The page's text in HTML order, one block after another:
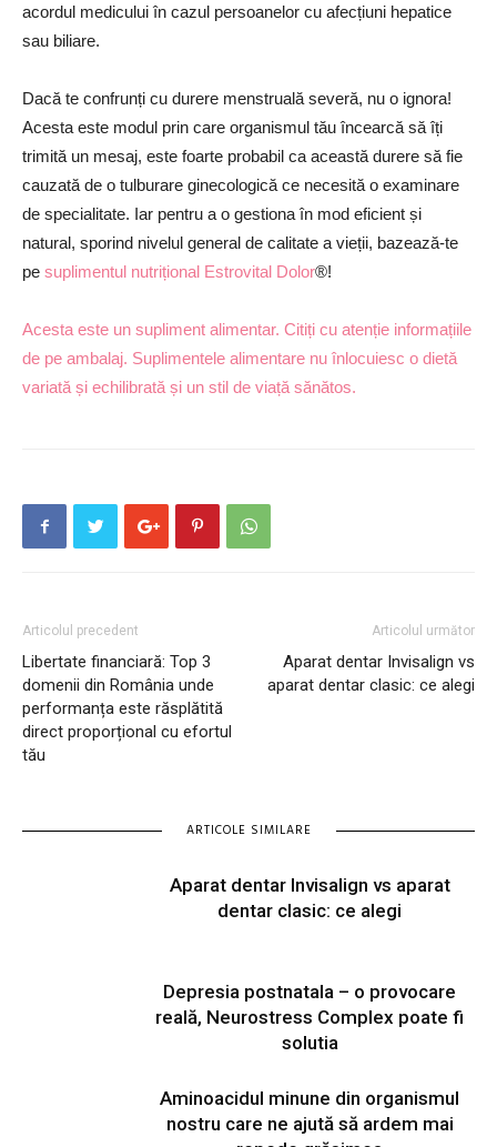
acordul medicului în cazul persoanelor cu afecțiuni hepatice
sau biliare.
Dacă te confrunți cu durere menstruală severă, nu o ignora!
Acesta este modul prin care organismul tău încearcă să îți
trimită un mesaj, este foarte probabil ca această durere să fie
cauzată de o tulburare ginecologică ce necesită o examinare
de specialitate. Iar pentru a o gestiona în mod eficient și
natural, sporind nivelul general de calitate a vieții, bazează-te
pe suplimentul nutrițional Estrovital Dolor®!
Acesta este un supliment alimentar. Citiți cu atenție informațiile
de pe ambalaj. Suplimentele alimentare nu înlocuiesc o dietă
variată și echilibrată și un stil de viață sănătos.
Articolul precedent
Libertate financiară: Top 3
domenii din România unde
performanța este răsplătită
direct proporțional cu efortul
tău
Articolul următor
Aparat dentar Invisalign vs
aparat dentar clasic: ce alegi
ARTICOLE SIMILARE
Aparat dentar Invisalign vs aparat
dentar clasic: ce alegi
Depresia postnatala – o provocare
reală, Neurostress Complex poate fi
solutia
Aminoacidul minune din organismul
nostru care ne ajută să ardem mai